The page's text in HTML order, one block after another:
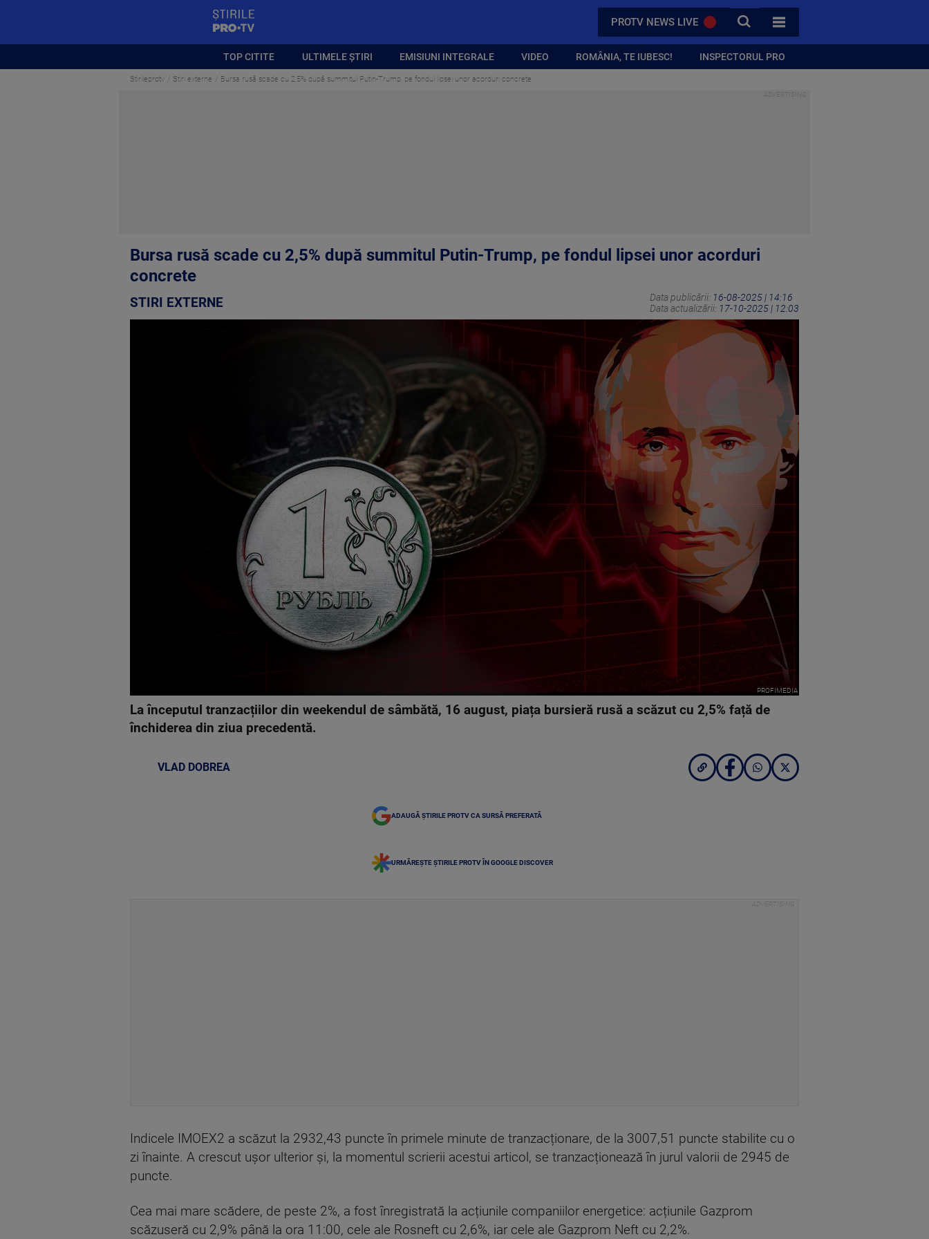
PROTV NEWS LIVE CAUTA
TOATE CATEGORIILE
TOP CITITE ULTIMELE ȘTIRI EMISIUNI INTEGRALE VIDEO ROMÂNIA, TE IUBESC! INSPECTORUL PRO
Stirileprotv Stiri externe Bursa rusă scade cu 2,5% după summitul Putin-Trump, pe fondul lipsei unor acorduri concrete
Bursa rusă scade cu 2,5% după summitul Putin-Trump, pe fondul lipsei unor acorduri
concrete
STIRI EXTERNE Data publicării: 16-08-2025 | 14:16
Data actualizării: 17-10-2025 | 12:03
PROFIMEDIA
La începutul tranzacțiilor din weekendul de sâmbătă, 16 august, piața bursieră rusă a scăzut cu 2,5% față de
închiderea din ziua precedentă.
VLAD DOBREA
ADAUGĂ ȘTIRILE PROTV CA SURSĂ PREFERATĂ
URMĂREȘTE ȘTIRILE PROTV ÎN GOOGLE DISCOVER
Indicele IMOEX2 a scăzut la 2932,43 puncte în primele minute de tranzacționare, de la 3007,51 puncte stabilite cu o
zi înainte. A crescut ușor ulterior și, la momentul scrierii acestui articol, se tranzacționează în jurul valorii de 2945 de
puncte.
Cea mai mare scădere, de peste 2%, a fost înregistrată la acțiunile companiilor energetice: acțiunile Gazprom
scăzuseră cu 2,9% până la ora 11:00, cele ale Rosneft cu 2,6%, iar cele ale Gazprom Neft cu 2,2%.